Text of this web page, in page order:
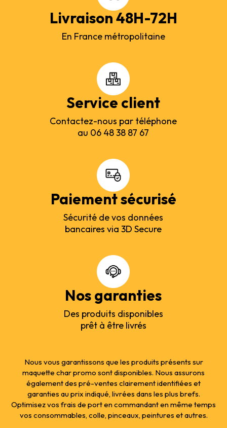
Livraison 48H-72H
En France métropolitaine
Service client
Contactez-nous par téléphone
au 06 48 38 87 67
Paiement sécurisé
Sécurité de vos données
bancaires via 3D Secure
Nos garanties
Des produits disponibles
prêt à être livrés
Nous vous garantissons que les produits présents sur
maquette char promo sont disponibles. Nous assurons
également des pré-ventes clairement identifiées et
garanties au prix indiqué, livrées dans les plus brefs.
Optimisez vos frais de port en commandant en même temps
vos consommables, colle, pinceaux, peintures et autres.